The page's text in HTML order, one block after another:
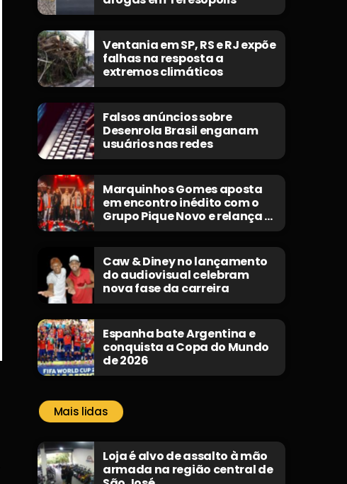
Ventania em SP, RS e RJ expõe
falhas na resposta a
extremos climáticos
Falsos anúncios sobre
Desenrola Brasil enganam
usuários nas redes
Marquinhos Gomes aposta
em encontro inédito com o
Grupo Pique Novo e relança o
clássico “Não Morrerei”
Caw & Diney no lançamento
do audiovisual celebram
nova fase da carreira
Espanha bate Argentina e
conquista a Copa do Mundo
de 2026
Mais lidas
Loja é alvo de assalto à mão
armada na região central de